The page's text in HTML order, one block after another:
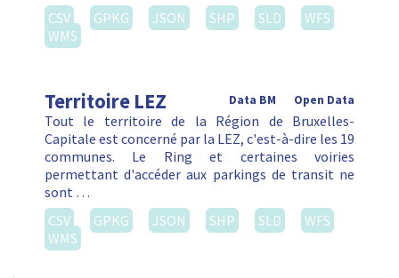
CSV
GPKG JSON SHP SLD
WFS
WMS
Territoire LEZ Open Data
Data BM
Tout le territoire de la Région de Bruxelles-
Capitale est concerné par la LEZ, c'est-à-dire les 19
communes. Le Ring et certaines voiries
permettant d'accéder aux parkings de transit ne
sont …
CSV
GPKG JSON SHP SLD
WFS
WMS